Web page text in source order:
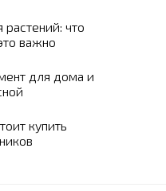
растений: что
важно
для дома и
купить